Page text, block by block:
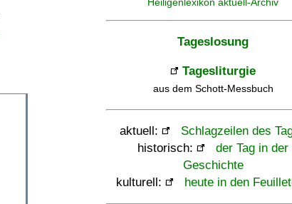
Tageslosung
Tagesliturgie
aus dem Schott-Messbuch
aktuell:
Schlagzeilen des
historisch:
der Tag in der
Geschichte
kulturell:
heute in den